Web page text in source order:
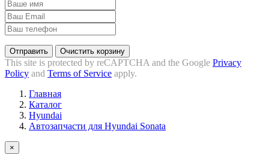
Отправить Очистить корзину
This site is protected by reCAPTCHA and the Google Privacy
Policy and Terms of Service apply.
Главная
Каталог
Hyundai
Автозапчасти для Hyundai Sonata
×